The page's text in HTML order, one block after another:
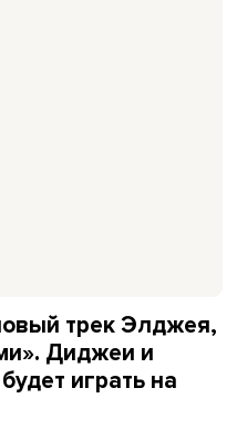
трек Элджея,
Диджеи и
играть на